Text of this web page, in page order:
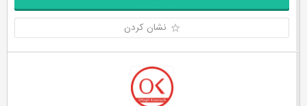
نشان کردن